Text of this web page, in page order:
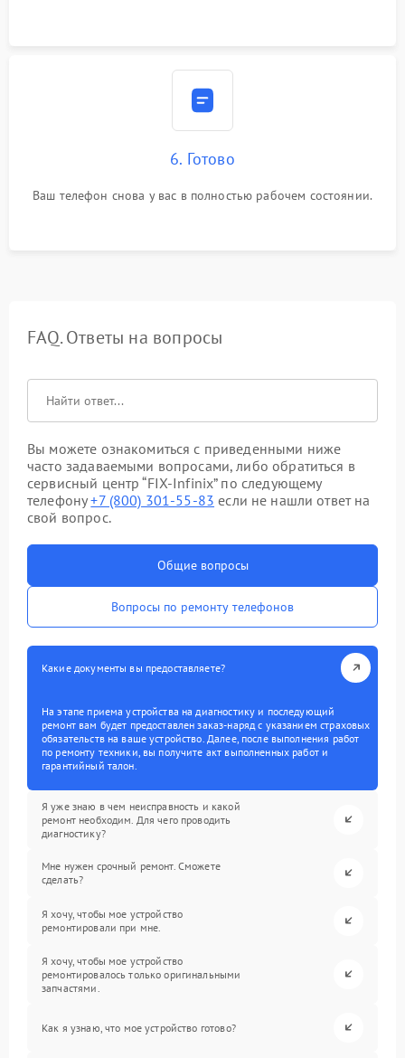
6. Готово
Ваш телефон снова у вас в полностью рабочем состоянии.
FAQ. Ответы на вопросы
Вы можете ознакомиться с приведенными ниже
часто задаваемыми вопросами, либо обратиться в
сервисный центр “FIX-Infinix” по следующему
телефону+7 (800) 301-55-83 если не нашли ответ на
свой вопрос.
Общие вопросы
Вопросы по ремонту телефонов
Какие документы вы предоставляете?
На этапе приема устройства на диагностику и последующий
ремонт вам будет предоставлен заказ-наряд с указанием страховых
обязательств на ваше устройство. Далее, после выполнения работ
по ремонту техники, вы получите акт выполненных работ и
гарантийный талон.
Я уже знаю в чем неисправность и какой
ремонт необходим. Для чего проводить
диагностику?
Мне нужен срочный ремонт. Сможете
сделать?
Я хочу, чтобы мое устройство
ремонтировали при мне.
Я хочу, чтобы мое устройство
ремонтировалось только оригинальными
запчастями.
Как я узнаю, что мое устройство готово?